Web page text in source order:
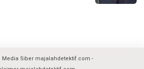
Media Siber majalahdetektif.com